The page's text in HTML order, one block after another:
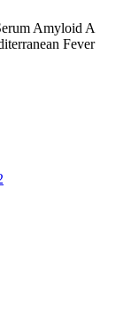
Amyloid A
Fever